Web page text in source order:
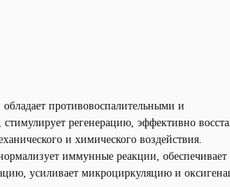
противовоспалительными и
регенерацию, эффективно
и химического воздействия.
иммунные реакции, обеспечивает
усиливает микроциркуляцию и